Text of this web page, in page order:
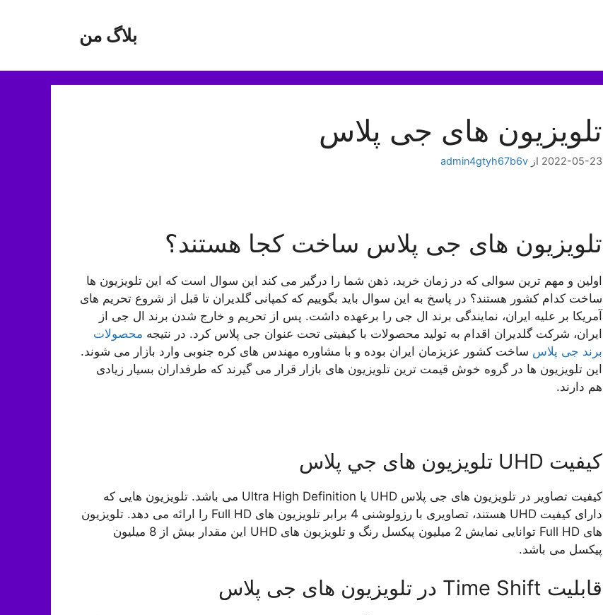
بلاگ من
تلویزیون های جی پلاس
2022-05-23 از admin4gtyh67b6v
تلویزیون های جی پلاس ساخت کجا هستند؟
اولین و مهم ترین سوالی که در زمان خرید، ذهن شما را درگیر می کند این سوال است که این تلویزیون ها
ساخت کدام کشور هستند؟ در پاسخ به این سوال باید بگوییم که کمپانی گلدیران تا قبل از شروع تحریم های
آمریکا بر علیه ایران، نمایندگی برند ال جی را برعهده داشت. پس از تحریم و خارج شدن برند ال جی از
ایران، شرکت گلدیران اقدام به تولید محصولات با کیفیتی تحت عنوان جی پلاس کرد. در نتیجه محصولات
برند جی پلاس ساخت کشور عزیزمان ایران بوده و با مشاوره مهندس های کره جنوبی وارد بازار می شوند.
این تلویزیون ها در گروه خوش قیمت ترین تلویزیون های بازار قرار می گیرند که طرفداران بسیار زیادی
هم دارند.
کیفیت UHD تلویزیون های جي پلاس
کیفیت تصاویر در تلویزیون های جی پلاس UHD یا Ultra High Definition می باشد. تلویزیون هایی که
دارای کیفیت UHD هستند، تصاویری با رزولوشنی 4 برابر تلویزیون های Full HD را ارائه می دهد. تلویزیون
های Full HD توانایی نمایش 2 میلیون پیکسل رنگ و تلویزیون های UHD این مقدار بیش از 8 میلیون
پیکسل می باشد.
قابلیت Time Shift در تلویزیون های جی پلاس